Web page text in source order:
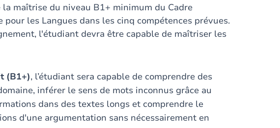
la maîtrise du niveau B1+ minimum du Cadre
pour les Langues dans les cinq compétences prévues.
l'étudiant devra être capable de maîtriser les
(B1+), l’étudiant sera capable de comprendre des
inférer le sens de mots inconnus grâce au
dans des textes longs et comprendre le
d'une argumentation sans nécessairement en